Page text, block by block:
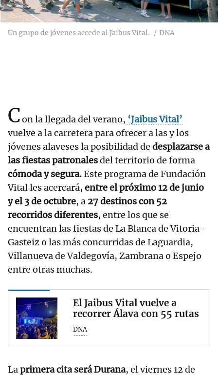
Un grupo de jóvenes accede al Jaibus Vital. DNA
Con la llegada del verano, ‘Jaibus Vital’
vuelve a la carretera para ofrecer a las y los
jóvenes alaveses la posibilidad de desplazarse a
las fiestas patronalesdel territorio de forma
cómoda y segura.Este programa de Fundación
Vital les acercará, entre el próximo 12 de junio
y el 3 de octubre, a 27 destinos con 52
recorridos diferentes, entre los que se
encuentran las fiestas de La Blanca de Vitoria-
Gasteiz o las más concurridas de Laguardia,
Villanueva de Valdegovía, Zambrana o Espejo
entre otras muchas.
El Jaibus Vital vuelve a
recorrer Álava con 55 rutas
DNA
Laprimera cita será Durana, el viernes 12 de